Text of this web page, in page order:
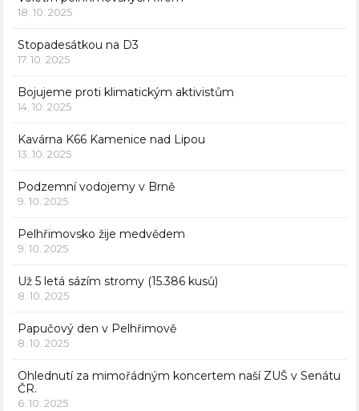
18. 10. 2025
Stopadesátkou na D3
17. 10. 2025
Bojujeme proti klimatickým aktivistům
14. 10. 2025
Kavárna K66 Kamenice nad Lipou
13. 10. 2025
Podzemní vodojemy v Brně
9. 10. 2025
Pelhřimovsko žije medvědem
9. 10. 2025
Už 5 letá sázím stromy (15.386 kusů)
8. 10. 2025
Papučový den v Pelhřimově
8. 10. 2025
Ohlednutí za mimořádným koncertem naší ZUŠ v Senátu
ČR.
6. 10. 2025